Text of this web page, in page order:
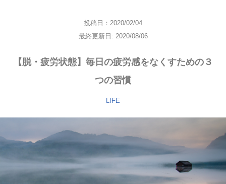
投稿日：2020/02/04
最終更新日: 2020/08/06
【脱・疲労状態】毎日の疲労感をなくすための３
つの習慣
LIFE